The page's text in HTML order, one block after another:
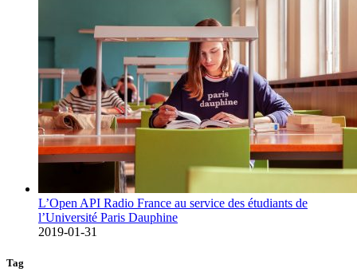
L’Open API Radio France au service des étudiants de
l’Université Paris Dauphine
2019-01-31
Tag